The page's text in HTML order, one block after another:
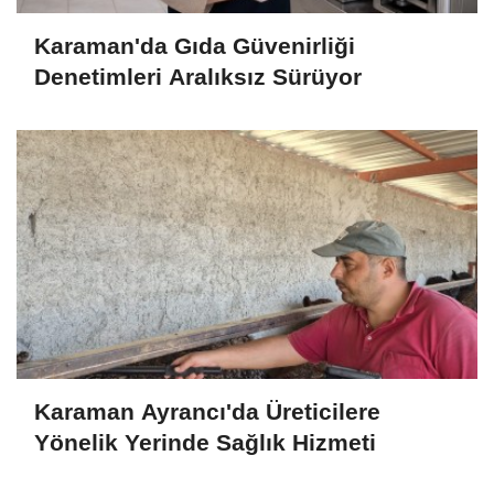
Karaman'da Gıda Güvenirliği
Denetimleri Aralıksız Sürüyor
Karaman Ayrancı'da Üreticilere
Yönelik Yerinde Sağlık Hizmeti